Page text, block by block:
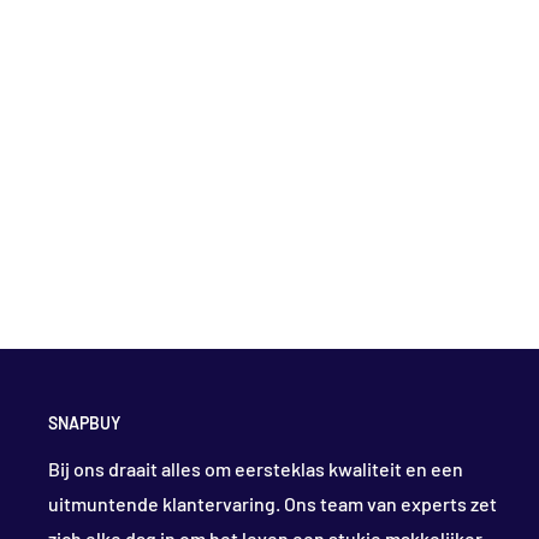
SNAPBUY
Bij ons draait alles om eersteklas kwaliteit en een
uitmuntende klantervaring. Ons team van experts zet